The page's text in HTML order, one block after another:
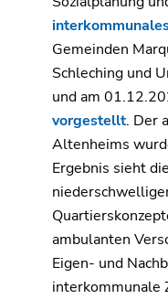
Gemeinden
Schleching und
und am
vorgestellt. Der
Altenheims
Ergebnis sieht
ambulanten
Eigen- und
interkommunale